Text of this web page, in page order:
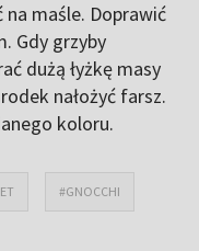
maśle. Doprawić
Gdy grzyby
dużą łyżkę masy
nałożyć farsz.
koloru.
#GNOCCHI